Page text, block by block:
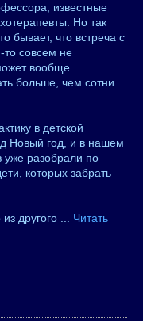
известные
Но так
бывает, что встреча с
то совсем не
вообще
больше, чем сотни
в детской
Новый год, и в нашем
уже разобрали по
которых забрать
другого
Читать